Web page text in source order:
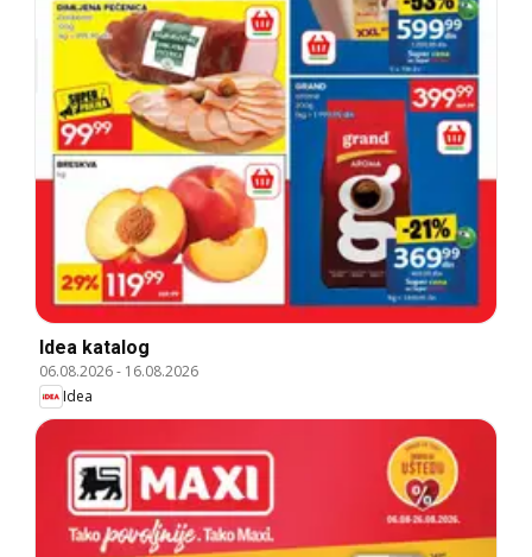
Idea katalog
06.08.2026- 16.08.2026
Idea